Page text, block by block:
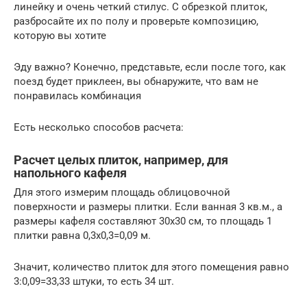
линейку и очень четкий стилус. С обрезкой плиток,
разбросайте их по полу и проверьте композицию,
которую вы хотите
Эду важно? Конечно, представьте, если после того, как
поезд будет приклеен, вы обнаружите, что вам не
понравилась комбинация
Есть несколько способов расчета:
Расчет целых плиток, например, для
напольного кафеля
Для этого измерим площадь облицовочной
поверхности и размеры плитки. Если ванная 3 кв.м., а
размеры кафеля составляют 30х30 см, то площадь 1
плитки равна 0,3х0,3=0,09 м.
Значит, количество плиток для этого помещения равно
3:0,09=33,33 штуки, то есть 34 шт.